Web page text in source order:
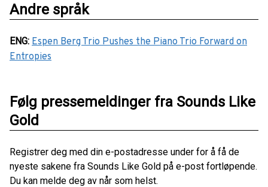
Andre språk
ENG: Espen Berg Trio Pushes the Piano Trio Forward on
Entropies
Følg pressemeldinger fra Sounds Like
Gold
Registrer deg med din e-postadresse under for å få de
nyeste sakene fra Sounds Like Gold på e-post fortløpende.
Du kan melde deg av når som helst.